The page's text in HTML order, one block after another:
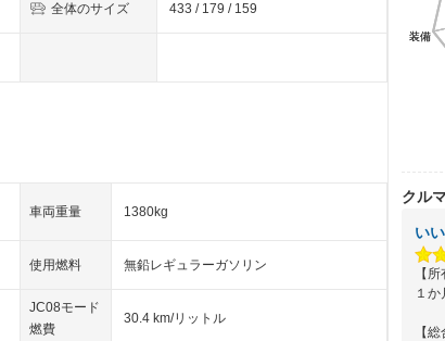
全体のサイズ 433 / 179 / 159
車両重量 1380kg
使用燃料 無鉛レギュラーガソリン
JC08モード
燃費
30.4 km/リットル
装備
装備
クル
【
１か
【